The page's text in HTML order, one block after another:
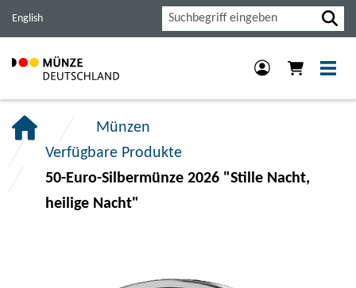
Haupt-
anspringen.
Inhalt
anspringen.
Footer
anspringen.
English Suche
Münzen
Verfügbare Produkte
50-Euro-Silbermünze 2026 "Stille Nacht,
heilige Nacht"